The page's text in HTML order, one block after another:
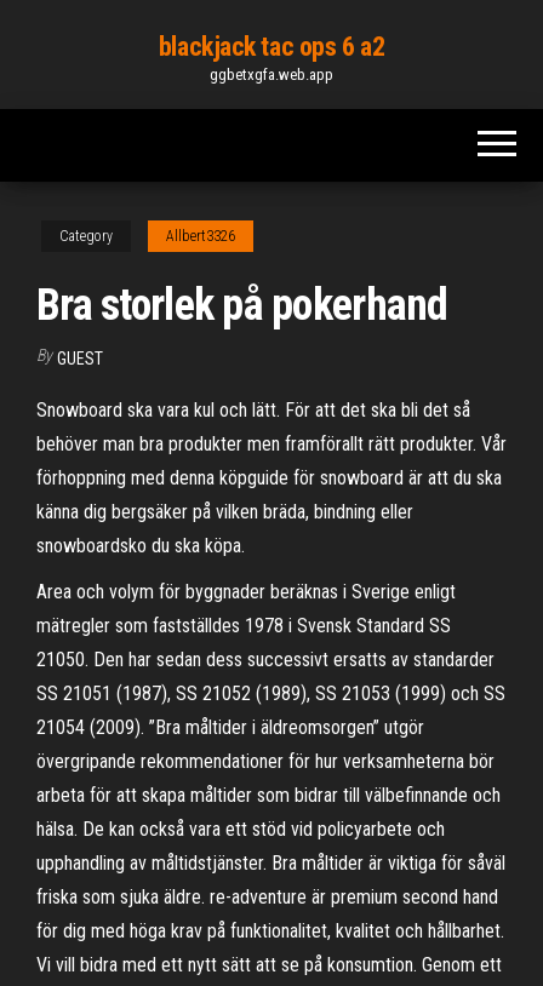
content
blackjack tac ops 6 a2
ggbetxgfa.web.app
Category Allbert3326
Bra storlek på pokerhand
By GUEST
Snowboard ska vara kul och lätt. För att det ska bli det så
behöver man bra produkter men framförallt rätt produkter. Vår
förhoppning med denna köpguide för snowboard är att du ska
känna dig bergsäker på vilken bräda, bindning eller
snowboardsko du ska köpa.
Area och volym för byggnader beräknas i Sverige enligt
mätregler som fastställdes 1978 i Svensk Standard SS
21050. Den har sedan dess successivt ersatts av standarder
SS 21051 (1987), SS 21052 (1989), SS 21053 (1999) och SS
21054 (2009). ”Bra måltider i äldreomsorgen” utgör
övergripande rekommendationer för hur verksamheterna bör
arbeta för att skapa måltider som bidrar till välbefinnande och
hälsa. De kan också vara ett stöd vid policyarbete och
upphandling av måltidstjänster. Bra måltider är viktiga för såväl
friska som sjuka äldre. re-adventure är premium second hand
för dig med höga krav på funktionalitet, kvalitet och hållbarhet.
Vi vill bidra med ett nytt sätt att se på konsumtion. Genom ett